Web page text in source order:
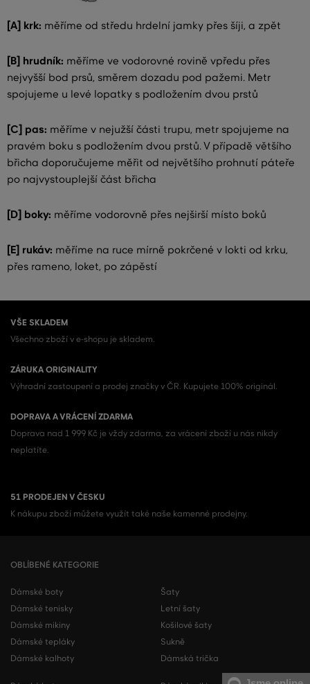
[A] krk: měříme od středu hrdelní jamky přes šíji, a zpět
[B] hrudník: měříme ve vodorovné rovině vpředu přes
nejvyšší bod prsů, směrem dozadu pod pažemi. Metr
spojujeme u levé lopatky s podložením dvou prstů
[C] pas: měříme v nejužší části trupu, metr spojujeme na
pravém boku s podložením dvou prstů. V případě většího
břicha doporučujeme měřit od největšího prohnutí páteře
po najvystouplejší část břicha
[D] boky: měříme vodorovně přes nejširší místo boků
[E] rukáv: měříme na ruce mírně pokrčené v lokti od krku,
přes rameno, loket, po zápěstí
VŠE SKLADEM
Všechno zboží v e-shopu je skladem.
ZÁRUKA ORIGINALITY
Výhradní zastoupení a prodej značky v ČR. Kupujete 100% originál.
DOPRAVA A VRÁCENÍ ZDARMA
Doprava nad 1 999 Kč je vždy zdarma, za vrácení zboží u nás nikdy
neplatíte.
51 PRODEJEN V ČESKU
K nákupu zboží můžete využít také naše kamenné prodejny.
OBLÍBENÉ KATEGORIE
Dámské boty
Dámské tenisky
Dámské mikiny
Dámské tepláky
Dámské kalhoty
Šaty
Letní šaty
Košilové šaty
Sukně
Dámská trička